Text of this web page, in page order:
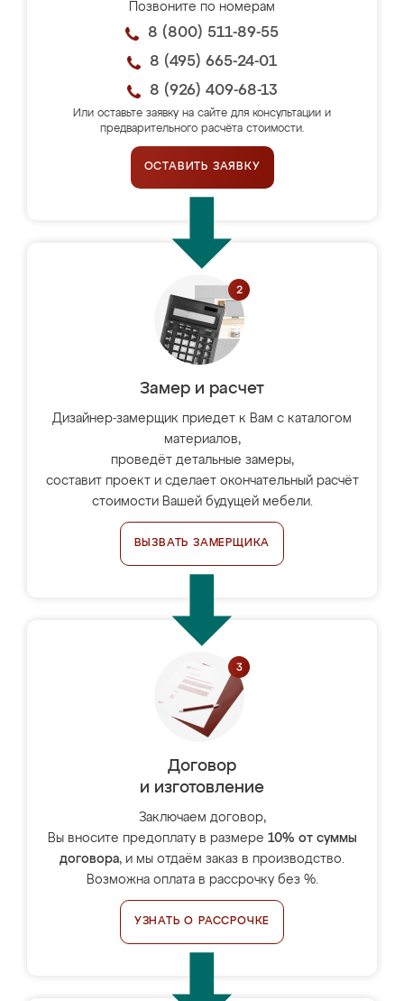
Позвоните по номерам
8 (800) 511-89-55
8 (495) 665-24-01
8 (926) 409-68-13
Или оставьте заявку на сайте для консультации и
предварительного расчёта стоимости.
ОСТАВИТЬ ЗАЯВКУ
Замер и расчет
Дизайнер-замерщик приедет к Вам с каталогом
материалов,
проведёт детальные замеры,
составит проект и сделает окончательный расчёт
стоимости Вашей будущей мебели.
ВЫЗВАТЬ ЗАМЕРЩИКА
Договор
и изготовление
Заключаем договор,
Вы вносите предоплату в размере 10% от суммы
договора, и мы отдаём заказ в производство.
Возможна оплата в рассрочку без %.
УЗНАТЬ О РАССРОЧКЕ